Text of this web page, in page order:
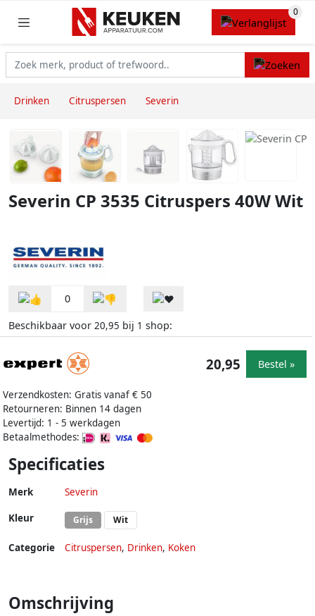
Drinken Citruspersen Severin
Severin CP 3535 Citruspers 40W Wit
0
Beschikbaar voor 20,95 bij 1 shop:
Verzendkosten: Gratis vanaf € 50
Retourneren: Binnen 14 dagen
Levertijd: 1 - 5 werkdagen
Betaalmethodes:
20,95 Bestel »
Specificaties
Merk Severin
Kleur Grijs Wit
Categorie Citruspersen, Drinken, Koken
Omschrijving